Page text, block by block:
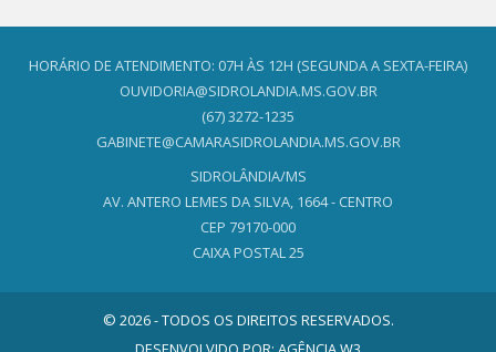
HORÁRIO DE ATENDIMENTO: 07H ÀS 12H (SEGUNDA A SEXTA-FEIRA)
OUVIDORIA@SIDROLANDIA.MS.GOV.BR
(67) 3272-1235
GABINETE@CAMARASIDROLANDIA.MS.GOV.BR
SIDROLÂNDIA/MS
AV. ANTERO LEMES DA SILVA, 1664 - CENTRO
CEP 79170-000
CAIXA POSTAL 25
© 2026 - TODOS OS DIREITOS RESERVADOS.